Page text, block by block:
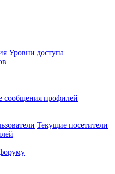
Уровни доступа
сообщения профилей
Текущие посетители